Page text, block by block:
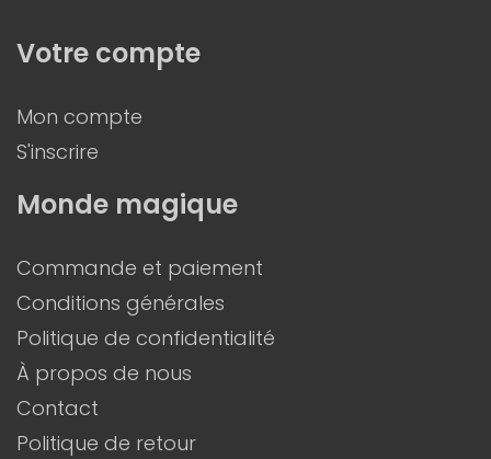
Monde magique
Commande et paiement
Conditions générales
Politique de confidentialité
À propos de nous
Contact
Politique de retour
Votre compte
Mon compte
S'inscrire